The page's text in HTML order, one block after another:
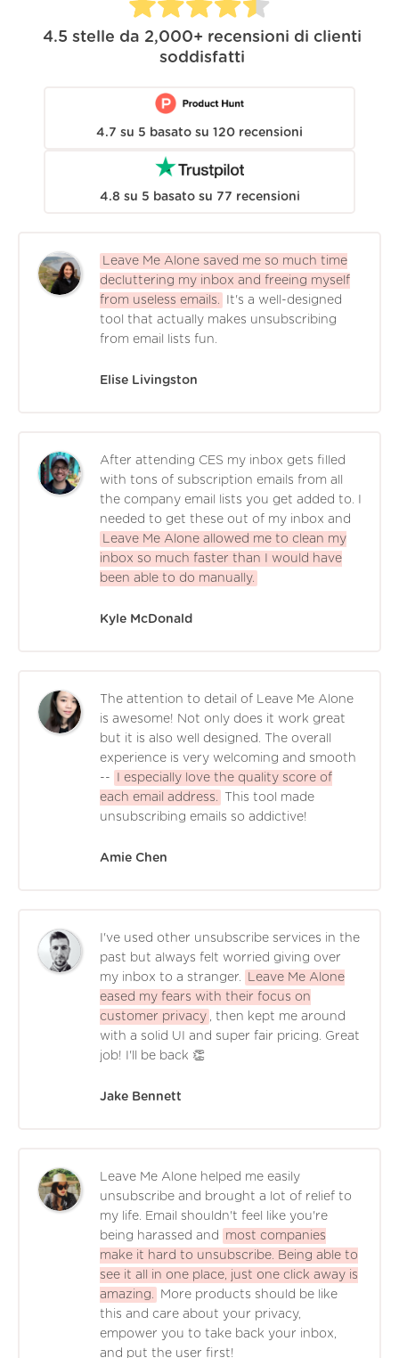
4.5 stelle da 2,000+ recensioni di clienti
soddisfatti
4.7 su 5 basato su 120 recensioni
4.8 su 5 basato su 77 recensioni
Leave Me Alone saved me so much time
decluttering my inbox and freeing myself
from useless emails.
It's a well-designed
tool that actually makes unsubscribing
from email lists fun.
Elise Livingston
After attending CES my inbox gets filled
with tons of subscription emails from all
the company email lists you get added to. I
needed to get these out of my inbox and
Leave Me Alone allowed me to clean my
inbox so much faster than I would have
been able to do manually.
Kyle McDonald
The attention to detail of Leave Me Alone
is awesome! Not only does it work great
but it is also well designed. The overall
experience is very welcoming and smooth
--
I especially love the quality score of
each email address.
This tool made
unsubscribing emails so addictive!
Amie Chen
I've used other unsubscribe services in the
past but always felt worried giving over
my inbox to a stranger.
Leave Me Alone
eased my fears with their focus on
customer privacy
, then kept me around
with a solid UI and super fair pricing. Great
job! I'll be back 👏
Jake Bennett
Leave Me Alone helped me easily
unsubscribe and brought a lot of relief to
my life. Email shouldn't feel like you're
being harassed and
most companies
make it hard to unsubscribe. Being able to
see it all in one place, just one click away is
amazing.
More products should be like
this and care about your privacy,
empower you to take back your inbox,
and put the user first!